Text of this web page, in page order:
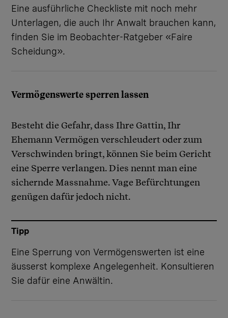
Eine ausführliche Checkliste mit noch mehr
Unterlagen, die auch Ihr Anwalt brauchen kann,
finden Sie im Beobachter-Ratgeber «Faire
Scheidung».
Vermögenswerte sperren lassen
Besteht die Gefahr, dass Ihre Gattin, Ihr
Ehemann Vermögen verschleudert oder zum
Verschwinden bringt, können Sie beim Gericht
eine Sperre verlangen. Dies nennt man eine
sichernde Massnahme. Vage Befürchtungen
genügen dafür jedoch nicht.
Tipp
Eine Sperrung von Vermögenswerten ist eine
äusserst komplexe Angelegenheit. Konsultieren
Sie dafür eine Anwältin.